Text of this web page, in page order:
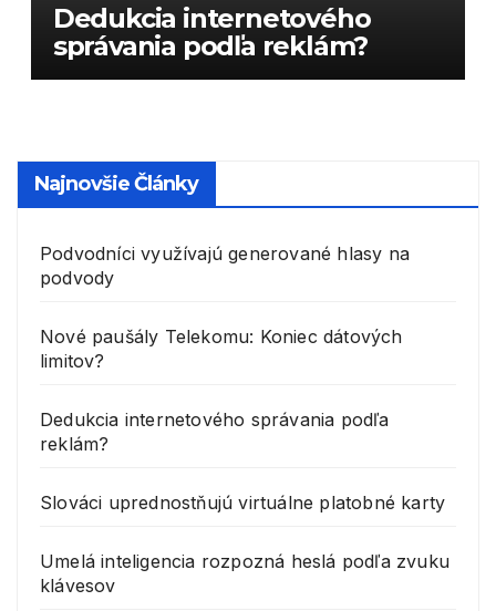
Dedukcia internetového
správania podľa reklám?
Najnovšie Články
Podvodníci využívajú generované hlasy na
podvody
Nové paušály Telekomu: Koniec dátových
limitov?
Dedukcia internetového správania podľa
reklám?
Slováci uprednostňujú virtuálne platobné karty
Umelá inteligencia rozpozná heslá podľa zvuku
klávesov